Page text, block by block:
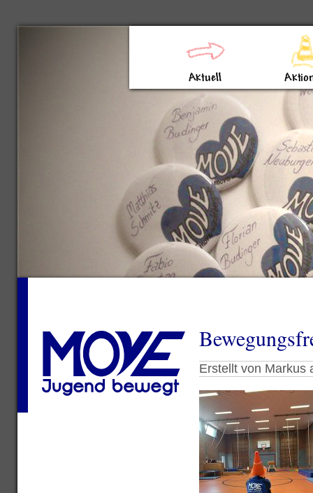
Direkt zum Inhalt
Erstellt von Markus